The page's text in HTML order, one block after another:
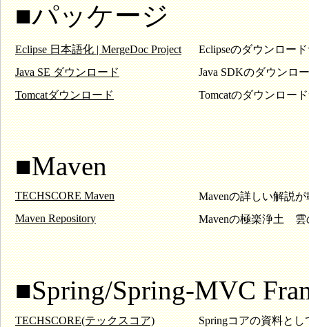
■パッケージ
Eclipse 日本語化 | MergeDoc Project
Eclipseのダウンロー
Java SE ダウンロード
Java SDKのダウンロ
Tomcatダウンロード
Tomcatのダウンロー
■Maven
TECHSCORE Maven
Mavenの詳しい解説
Maven Repository
Mavenの極楽浄土 雲
■Spring/Spring-MVC
TECHSCORE(テックスコア)
Springコアの資料と